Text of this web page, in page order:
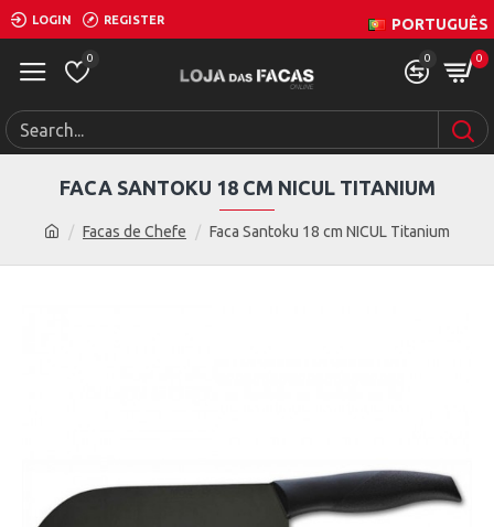
LOGIN REGISTER PORTUGUÊS
0 0 0
Facas de Chefe Faca Santoku 18 cm NICUL Titanium
FACA SANTOKU 18 CM NICUL TITANIUM